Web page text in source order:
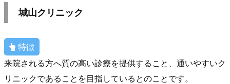
城山クリニック
特徴
来院される方へ質の高い診療を提供すること、通いやすいク
リニックであることを目指しているとのことです。